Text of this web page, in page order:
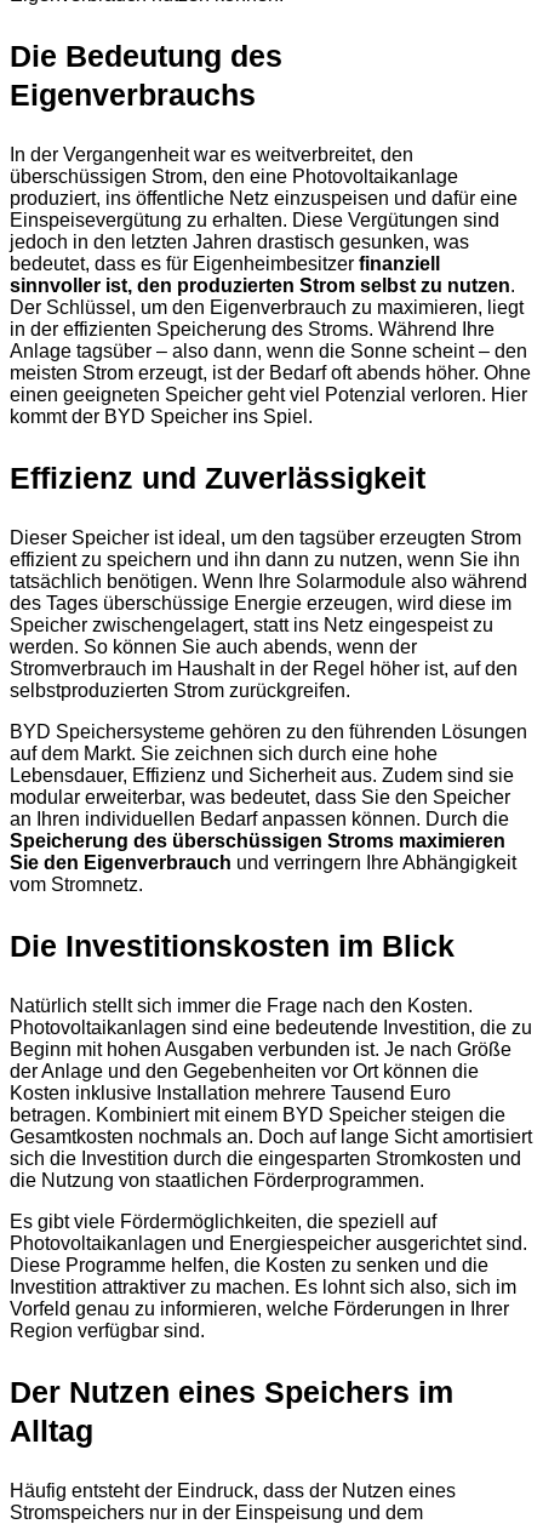
Die Bedeutung des
Eigenverbrauchs
In der Vergangenheit war es weitverbreitet, den
überschüssigen Strom, den eine Photovoltaikanlage
produziert, ins öffentliche Netz einzuspeisen und dafür eine
Einspeisevergütung zu erhalten. Diese Vergütungen sind
jedoch in den letzten Jahren drastisch gesunken, was
bedeutet, dass es für Eigenheimbesitzer finanziell
sinnvoller ist, den produzierten Strom selbst zu nutzen.
Der Schlüssel, um den Eigenverbrauch zu maximieren, liegt
in der effizienten Speicherung des Stroms. Während Ihre
Anlage tagsüber – also dann, wenn die Sonne scheint – den
meisten Strom erzeugt, ist der Bedarf oft abends höher. Ohne
einen geeigneten Speicher geht viel Potenzial verloren. Hier
kommt der BYD Speicher ins Spiel.
Effizienz und Zuverlässigkeit
Dieser Speicher ist ideal, um den tagsüber erzeugten Strom
effizient zu speichern und ihn dann zu nutzen, wenn Sie ihn
tatsächlich benötigen. Wenn Ihre Solarmodule also während
des Tages überschüssige Energie erzeugen, wird diese im
Speicher zwischengelagert, statt ins Netz eingespeist zu
werden. So können Sie auch abends, wenn der
Stromverbrauch im Haushalt in der Regel höher ist, auf den
selbstproduzierten Strom zurückgreifen.
BYD Speichersysteme gehören zu den führenden Lösungen
auf dem Markt. Sie zeichnen sich durch eine hohe
Lebensdauer, Effizienz und Sicherheit aus. Zudem sind sie
modular erweiterbar, was bedeutet, dass Sie den Speicher
an Ihren individuellen Bedarf anpassen können. Durch die
Speicherung des überschüssigen Stroms maximieren
Sie den Eigenverbrauch und verringern Ihre Abhängigkeit
vom Stromnetz.
Die Investitionskosten im Blick
Natürlich stellt sich immer die Frage nach den Kosten.
Photovoltaikanlagen sind eine bedeutende Investition, die zu
Beginn mit hohen Ausgaben verbunden ist. Je nach Größe
der Anlage und den Gegebenheiten vor Ort können die
Kosten inklusive Installation mehrere Tausend Euro
betragen. Kombiniert mit einem BYD Speicher steigen die
Gesamtkosten nochmals an. Doch auf lange Sicht amortisiert
sich die Investition durch die eingesparten Stromkosten und
die Nutzung von staatlichen Förderprogrammen.
Es gibt viele Fördermöglichkeiten, die speziell auf
Photovoltaikanlagen und Energiespeicher ausgerichtet sind.
Diese Programme helfen, die Kosten zu senken und die
Investition attraktiver zu machen. Es lohnt sich also, sich im
Vorfeld genau zu informieren, welche Förderungen in Ihrer
Region verfügbar sind.
Der Nutzen eines Speichers im
Alltag
Häufig entsteht der Eindruck, dass der Nutzen eines
Stromspeichers nur in der Einspeisung und dem